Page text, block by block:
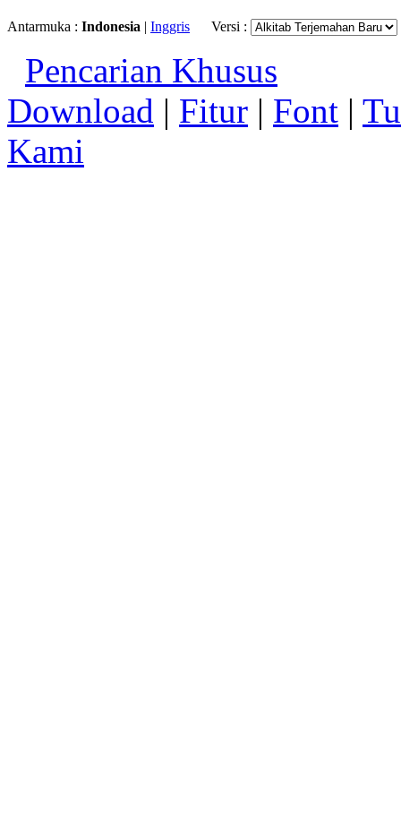
Antarmuka : Indonesia | Inggris Versi :
Pencarian Khusus
Download | Fitur | Font |
Kami